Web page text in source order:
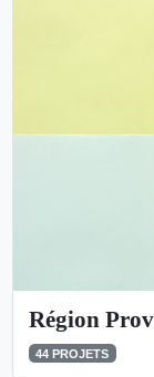
Région
44 PROJETS